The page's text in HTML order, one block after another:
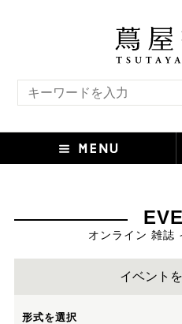
オンライン 雑誌
イベント
形式を選択